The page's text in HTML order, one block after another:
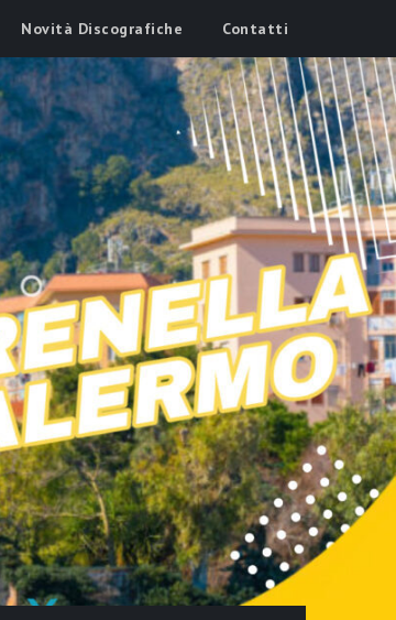
Novità Discografiche Contatti